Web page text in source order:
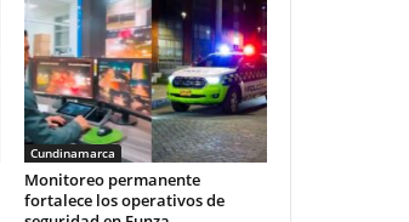
Cundinamarca
Monitoreo permanente
fortalece los operativos de